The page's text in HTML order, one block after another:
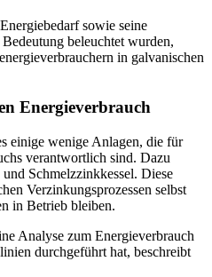
sowie seine
beleuchtet wurden,
in galvanischen
Energieverbrauch
einige wenige Anlagen, die für
verantwortlich sind. Dazu
Schmelzzinkkessel. Diese
Verzinkungsprozessen selbst
in Betrieb bleiben.
Analyse zum Energieverbrauch
durchgeführt hat, beschreibt